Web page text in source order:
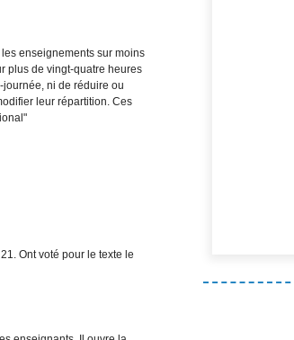
enseignements sur moins
plus de vingt-quatre heures
ni de réduire ou
leur répartition. Ces
Ont voté pour le texte le